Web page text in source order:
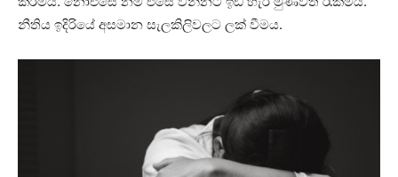
නීතිය ඉදිරියේ අසමාන සැලකිලිවලට ලක් වීමය.